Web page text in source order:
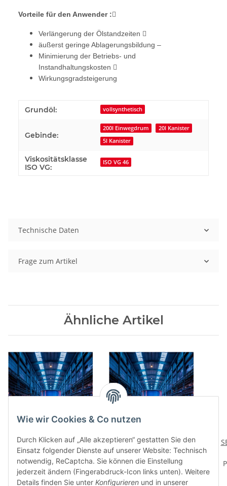
Vorteile für den Anwender :
Verlängerung der Ölstandzeiten 
äußerst geringe Ablagerungsbildung –
Minimierung der Betriebs- und
Instandhaltungskosten 
Wirkungsgradsteigerung
Grundöl: vollsynthetisch
Gebinde:
200l Einwegdrum
20l Kanister
5l Kanister
Viskositätsklasse
ISO VG:
ISO VG 46
Technische Daten
Frage zum Artikel
Ähnliche Artikel
SEVELUB® E 6044 -
synthetisches
Vakuumpumpenöl - ISO
VG 46
Preis auf Anfrage
SEVELUB® E 4044-
synthetisches
Kompressorenöl-ISO VG
46
Preis auf Anfrage
Wie wir Cookies & Co nutzen
Durch Klicken auf „Alle akzeptieren“ gestatten Sie den
Einsatz folgender Dienste auf unserer Website: Technisch
notwendig, ReCaptcha. Sie können die Einstellung
jederzeit ändern (Fingerabdruck-Icon links unten). Weitere
Details finden Sie unter Konfigurieren und in unserer